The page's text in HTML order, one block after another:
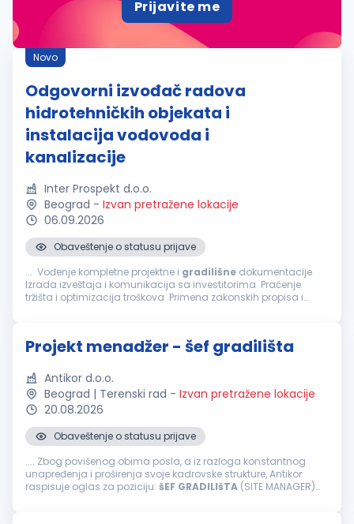
Prijavite me
Novo
Odgovorni izvođač radova
hidrotehničkih objekata i
instalacija vodovoda i
kanalizacije
Inter Prospekt d.o.o.
Beograd - Izvan pretražene lokacije
06.09.2026
Obaveštenje o statusu prijave
... Vođenje kompletne projektne i gradilišne dokumentacije
Izrada izveštaja i komunikacija sa investitorima Praćenje
tržišta i optimizacija troškova Primena zakonskih propisa i
Projekt menadžer - šef gradilišta
Antikor d.o.o.
Beograd | Terenski rad - Izvan pretražene lokacije
20.08.2026
Obaveštenje o statusu prijave
.... Zbog povišenog obima posla, a iz razloga konstantnog
unapređenja i proširenja svoje kadrovske strukture, Antikor
raspisuje oglas za poziciju: šEF GRADILIšTA (SITE MANAGER)